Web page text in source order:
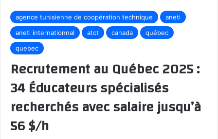
agence tunisienne de coopération technique
aneti
aneti internationnal
atct canada
québec
quebec
Recrutement au Québec 2025 :
34 Éducateurs spécialisés
recherchés avec salaire jusqu’à
56 $/h